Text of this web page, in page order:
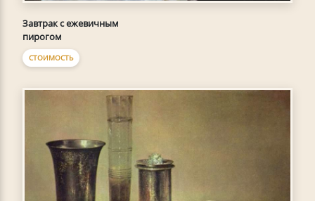
Завтрак с ежевичным
пирогом
СТОИМОСТЬ